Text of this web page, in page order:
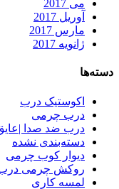
2017
2017
2017
درب
چرمی
ضد صدا |عایق صوتی
نشده
کوب چرمی
چرمی درب
کاری